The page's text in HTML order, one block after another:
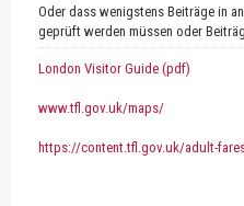
Oder dass wenigstens Beiträge in
geprüft werden müssen oder
London Visitor Guide (pdf)
www.tfl.gov.uk/maps/
https://content.tfl.gov.uk/adult-